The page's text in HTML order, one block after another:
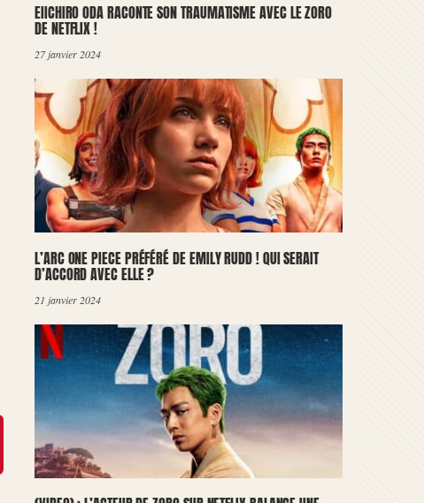
EIICHIRO ODA RACONTE SON TRAUMATISME AVEC LE ZORO
DE NETFLIX !
27 janvier 2024
L’ARC ONE PIECE PRÉFÉRÉ DE EMILY RUDD ! QUI SERAIT
D’ACCORD AVEC ELLE ?
21 janvier 2024